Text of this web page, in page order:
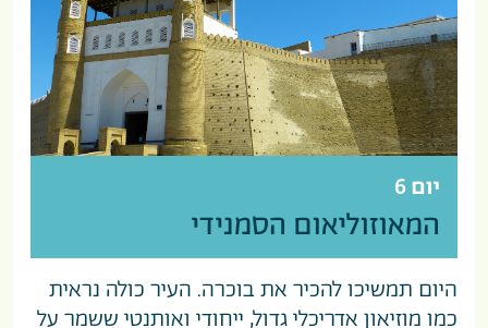
יום 6
המאוזוליאום הסמנידי
היום תמשיכו להכיר את בוכרה. העיר כולה נראית
כמו מוזיאון אדריכלי גדול, ייחודי ואותנטי ששמר על